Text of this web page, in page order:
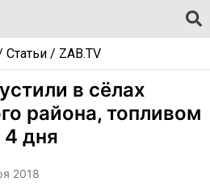
Статьи/ ZAB.TV
в сёлах
района, топливом
4 дня
2018